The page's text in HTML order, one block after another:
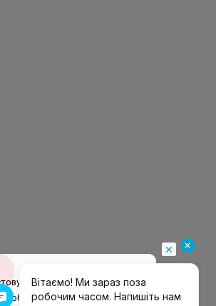
файли cookieна
щоб покращити ваш досвід